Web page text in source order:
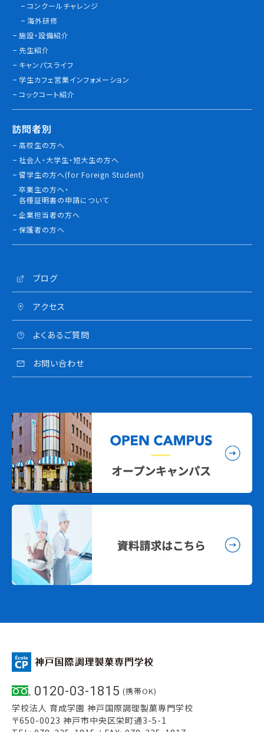
お問い合わせ
コンクールチャレンジ
海外研修
施設・設備紹介
先生紹介
キャンパスライフ
学生カフェ営業インフォメーション
コックコート紹介
訪問者別
高校生の方へ
社会人・大学生・短大生の方へ
留学生の方へ(for Foreign Student)
卒業生の方へ・
各種証明書の申請について
企業担当者の方へ
保護者の方へ
ブログ
アクセス
よくあるご質問
お問い合わせ
0120-03-1815 (携帯OK)
学校法人 育成学園 神戸国際調理製菓専門学校
〒650-0023 神戸市中央区栄町通3-5-1